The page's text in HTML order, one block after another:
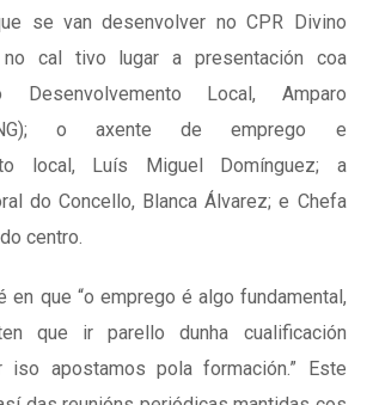
se van desenvolver no CPR Divino
no cal tivo lugar a presentación coa
Desenvolvemento Local, Amparo
o axente de emprego e
local, Luís Miguel Domínguez; a
do Concello, Blanca Álvarez; e Chefa
centro.
en que “o emprego é algo fundamental,
que ir parello dunha cualificación
iso apostamos pola formación.” Este